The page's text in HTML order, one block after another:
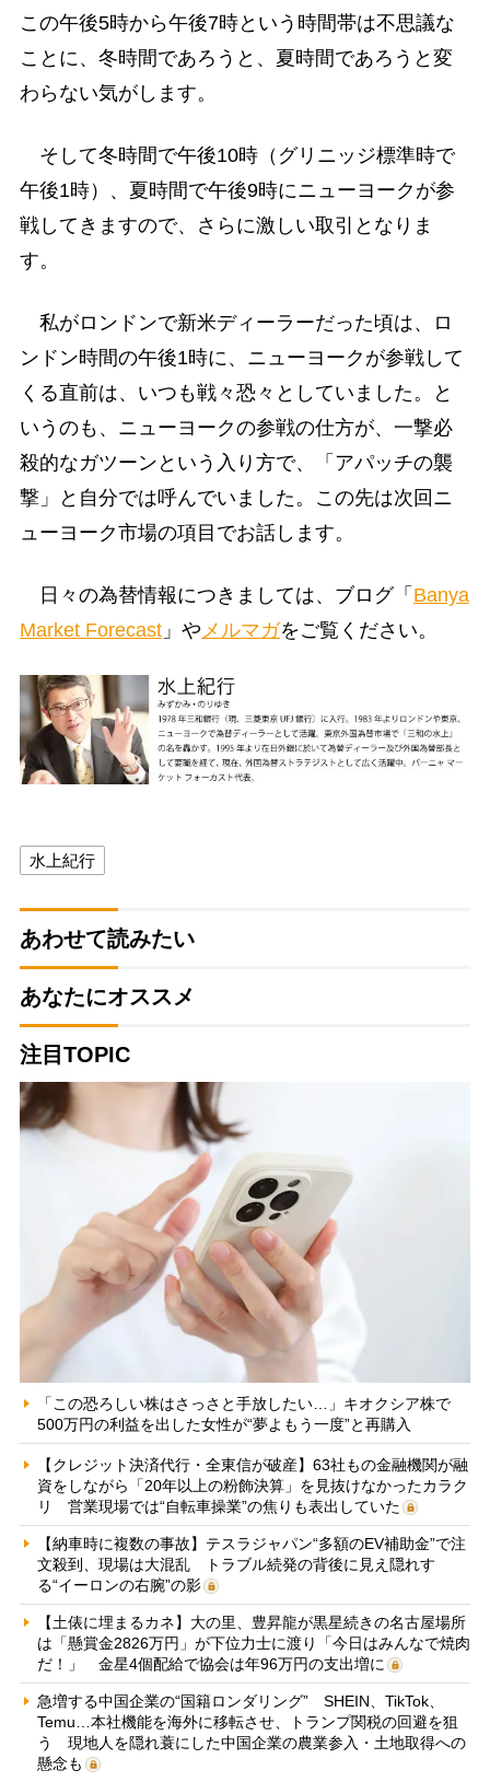
この午後5時から午後7時という時間帯は不思議な
ことに、冬時間であろうと、夏時間であろうと変
わらない気がします。
そして冬時間で午後10時（グリニッジ標準時で
午後1時）、夏時間で午後9時にニューヨークが参
戦してきますので、さらに激しい取引となりま
す。
私がロンドンで新米ディーラーだった頃は、ロ
ンドン時間の午後1時に、ニューヨークが参戦して
くる直前は、いつも戦々恐々としていました。と
いうのも、ニューヨークの参戦の仕方が、一撃必
殺的なガツーンという入り方で、「アパッチの襲
撃」と自分では呼んでいました。この先は次回ニ
ューヨーク市場の項目でお話します。
日々の為替情報につきましては、ブログ「 Banya
Market Forecast」やメルマガをご覧ください。
水上紀行
あわせて読みたい
あなたにオススメ
注目TOPIC
「この恐ろしい株はさっさと手放したい…」キオクシア株で
500万円の利益を出した女性が“夢よもう一度”と再購入
【クレジット決済代行・全東信が破産】63社もの金融機関が融
資をしながら「20年以上の粉飾決算」を見抜けなかったカラク
リ 営業現場では“自転車操業”の焦りも表出していた
【納車時に複数の事故】テスラジャパン“多額のEV補助金”で注
文殺到、現場は大混乱 トラブル続発の背後に見え隠れす
る“イーロンの右腕”の影
【土俵に埋まるカネ】大の里、豊昇龍が黒星続きの名古屋場所
は「懸賞金2826万円」が下位力士に渡り「今日はみんなで焼肉
だ！」 金星4個配給で協会は年96万円の支出増に
急増する中国企業の“国籍ロンダリング” SHEIN、TikTok、
Temu…本社機能を海外に移転させ、トランプ関税の回避を狙
う 現地人を隠れ蓑にした中国企業の農業参入・土地取得への
懸念も